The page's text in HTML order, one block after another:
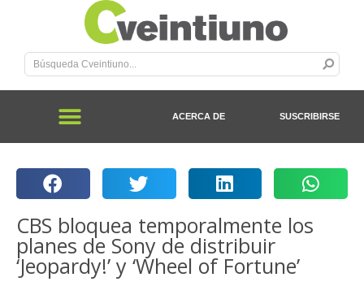
ACERCA DE SUSCRIBIRSE
CBS bloquea temporalmente los
planes de Sony de distribuir
‘Jeopardy!’ y ‘Wheel of Fortune’